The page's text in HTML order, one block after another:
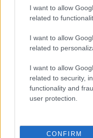
I want to allow
related to
I want to allow
related to
I want to allow
related to security,
functionality and
user protection.
CONFIRM
Mennyi egy